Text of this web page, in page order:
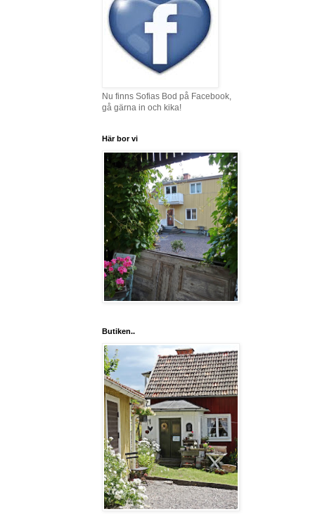
Nu finns Sofias Bod på Facebook,
gå gärna in och kika!
Här bor vi
Butiken..